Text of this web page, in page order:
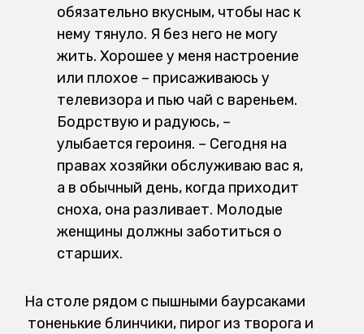
обязательно вкусным, чтобы нас к
нему тянуло. Я без него не могу
жить. Хорошее у меня настроение
или плохое – присаживаюсь у
телевизора и пью чай с вареньем.
Бодрствую и радуюсь, –
улыбается героиня. – Сегодня на
правах хозяйки обслуживаю вас я,
а в обычный день, когда приходит
сноха, она разливает. Молодые
женщины должны заботиться о
старших.
На столе рядом с пышными баурсаками
тоненькие блинчики, пирог из творога и